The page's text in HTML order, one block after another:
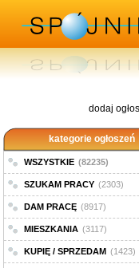
dodaj
kategorie ogłoszeń
WSZYSTKIE (82235)
SZUKAM PRACY (2303)
DAM PRACĘ (8917)
MIESZKANIA (3117)
KUPIĘ / SPRZEDAM (1423)